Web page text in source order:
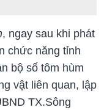
, ngay sau khi phát
chức năng tỉnh
bộ số tôm hùm
vật liên quan, lập
TX.Sông